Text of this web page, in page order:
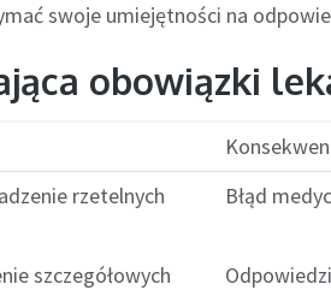
swoje umiejętności na
obowiązki
rzetelnych
Błąd
szczegółowych